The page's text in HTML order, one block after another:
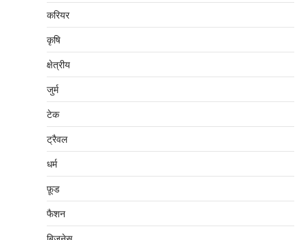
करियर
कृषि
क्षेत्रीय
जुर्म
टेक
ट्रैवल
धर्म
फ़ूड
फैशन